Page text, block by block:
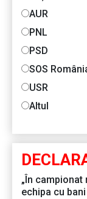
AUR
PNL
PSD
SOS
USR
Altul
„În campionat
echipa cu